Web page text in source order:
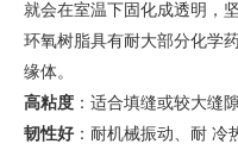
就会在室温下固化成透明，
环氧树脂具有耐大部分化学
缘体。
高粘度 ：适合填缝或较大缝
韧性好 ：耐机械振动、耐 冷